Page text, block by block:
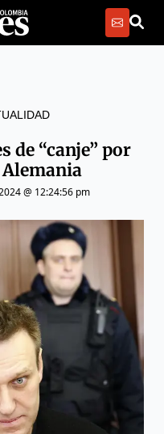
de “canje” por
@ 12:24:56 pm